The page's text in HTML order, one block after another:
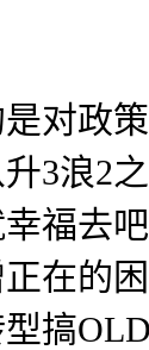
对政
3浪2
福去
在的
搞